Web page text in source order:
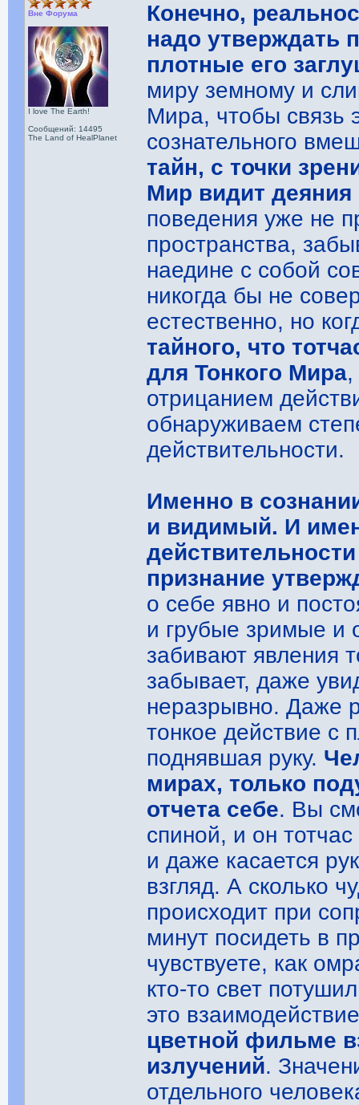
Вне Форума
I love The Earth!
Сообщений: 14495
The Land of HealPlanet
Конечно,
надо утверждать
плотные его
миру земному и
Мира, чтобы связь
сознательного
тайн, с точки
Мир видит
поведения уже не
пространства,
наедине с собой
никогда бы не
естественно, но
тайного, что
для Тонкого Мира,
отрицанием
обнаруживаем
действительности.
Именно в
и видимый. И
признание
о себе явно и
и грубые зримые и
забивают явления
забывает, даже
неразрывно. Даже
тонкое действие с
поднявшая руку.
мирах, только
отчета себе. Вы
спиной, и он
и даже касается
взгляд. А сколько
происходит при
минут посидеть в
чувствуете, как
кто-то свет
это
цветной фильме
излучений.
отдельного